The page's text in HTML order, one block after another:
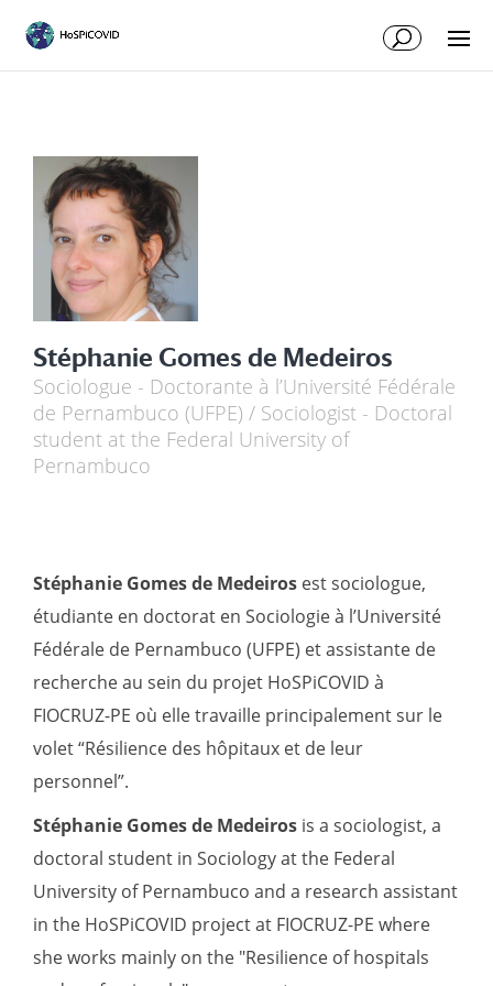
Stéphanie Gomes de Medeiros
Sociologue - Doctorante à l’Université Fédérale
de Pernambuco (UFPE) / Sociologist - Doctoral
student at the Federal University of
Pernambuco
Stéphanie Gomes de Medeiros est sociologue,
étudiante en doctorat en Sociologie à l’Université
Fédérale de Pernambuco (UFPE) et assistante de
recherche au sein du projet HoSPiCOVID à
FIOCRUZ-PE où elle travaille principalement sur le
volet “Résilience des hôpitaux et de leur
personnel”.
Stéphanie Gomes de Medeiros is a sociologist, a
doctoral student in Sociology at the Federal
University of Pernambuco and a research assistant
in the HoSPiCOVID project at FIOCRUZ-PE where
she works mainly on the "Resilience of hospitals